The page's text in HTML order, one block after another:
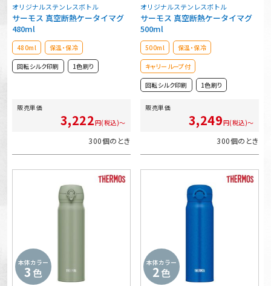
オリジナルステンレスボトル
サーモス 真空断熱ケータイマグ
480ml
480ml 保温・保冷
回転シルク印刷 1色刷り
販売単価
3,222円(税込)～
300個のとき
オリジナルステンレスボトル
サーモス 真空断熱ケータイマグ
500ml
500ml 保温・保冷
キャリーループ付
回転シルク印刷 1色刷り
販売単価
3,249円(税込)～
300個のとき
本体カラー
3色
本体カラー
2色